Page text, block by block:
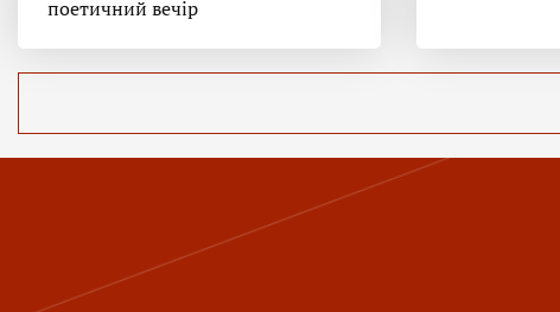
поетичний вечір